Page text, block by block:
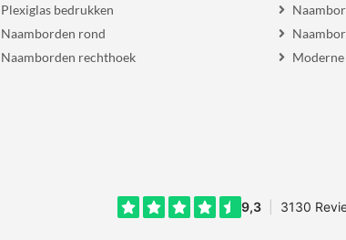
Plexiglas bedrukken
Naamborden rond
Naamborden rechthoek